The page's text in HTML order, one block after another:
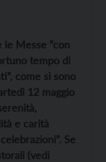
Messe “con
tempo di
come si sono
12 maggio
e carità
Se
(vedi